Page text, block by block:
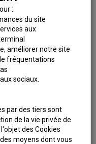
fait avec le même
et vous faire découvrir
aussi les infos
tout ça continue.
à prendre le RER A
sans la casquette
peut-être (à nouveau
lu, partagé, écrit,
pas. C’était un
:
du site
aux
améliorer notre site
fréquentations
sociaux.
par des tiers sont
de la vie privée de
des Cookies
moyens dont vous